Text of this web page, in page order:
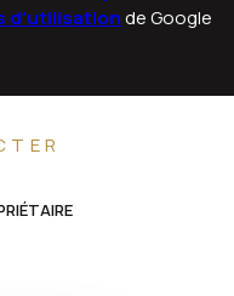
d'utilisationde Google